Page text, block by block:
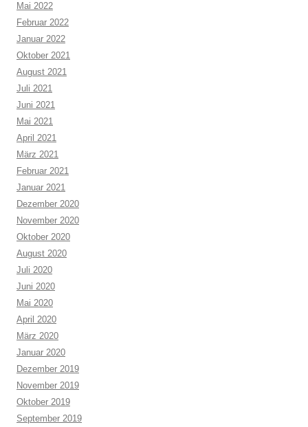
Mai 2022
Februar 2022
Januar 2022
Oktober 2021
August 2021
Juli 2021
Juni 2021
Mai 2021
April 2021
März 2021
Februar 2021
Januar 2021
Dezember 2020
November 2020
Oktober 2020
August 2020
Juli 2020
Juni 2020
Mai 2020
April 2020
März 2020
Januar 2020
Dezember 2019
November 2019
Oktober 2019
September 2019